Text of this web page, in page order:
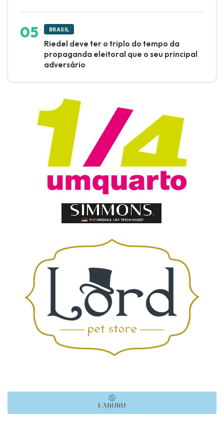
BRASIL
Riedel deve ter o triplo do tempo da
propaganda eleitoral que o seu principal
adversário